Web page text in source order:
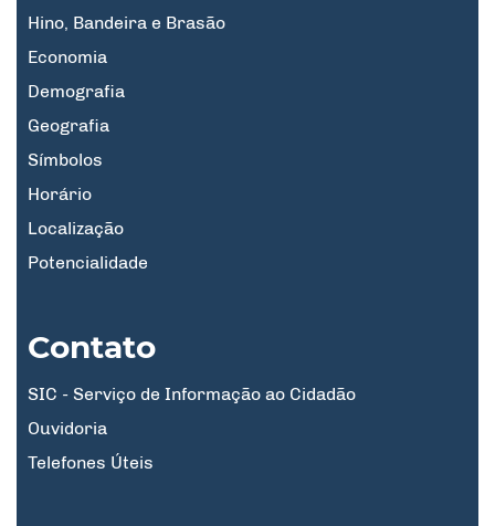
Hino, Bandeira e Brasão
Economia
Demografia
Geografia
Símbolos
Horário
Localização
Potencialidade
Contato
SIC - Serviço de Informação ao Cidadão
Ouvidoria
Telefones Úteis